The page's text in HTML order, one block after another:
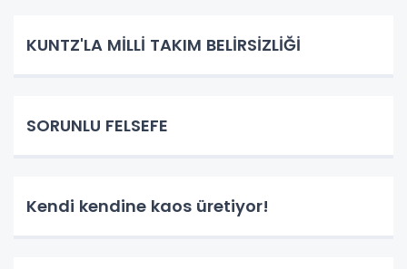
KUNTZ'LA MİLLİ TAKIM BELİRSİZLİĞİ
SORUNLU FELSEFE
Kendi kendine kaos üretiyor!